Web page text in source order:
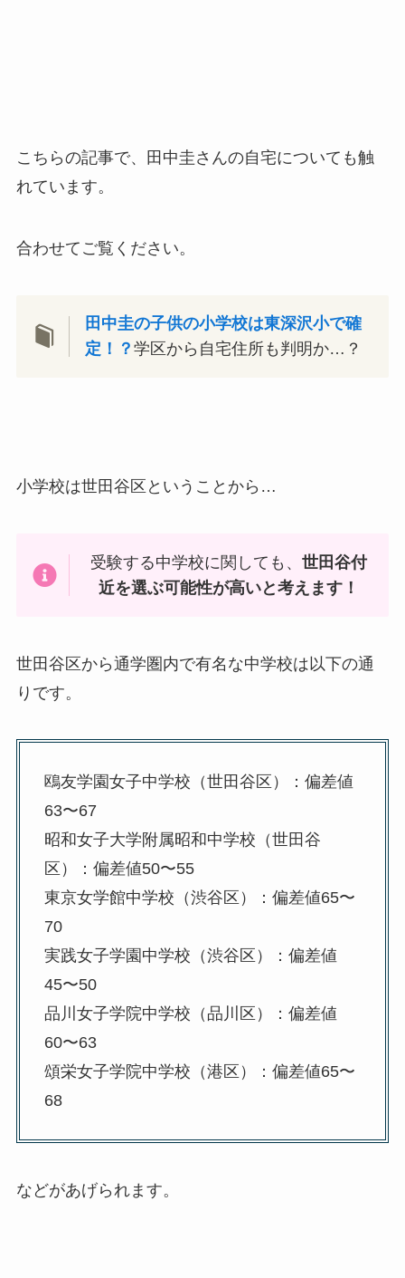
こちらの記事で、田中圭さんの自宅についても触
れています。
合わせてご覧ください。
田中圭の子供の小学校は東深沢小で確
定！？学区から自宅住所も判明か…？
小学校は世田谷区ということから…
受験する中学校に関しても、世田谷付
近を選ぶ可能性が高いと考えます！
世田谷区から通学圏内で有名な中学校は以下の通
りです。
鴎友学園女子中学校（世田谷区）：偏差値
63〜67
昭和女子大学附属昭和中学校（世田谷
区）：偏差値50〜55
東京女学館中学校（渋谷区）：偏差値65〜
70
実践女子学園中学校（渋谷区）：偏差値
45〜50
品川女子学院中学校（品川区）：偏差値
60〜63
頌栄女子学院中学校（港区）：偏差値65〜
68
などがあげられます。